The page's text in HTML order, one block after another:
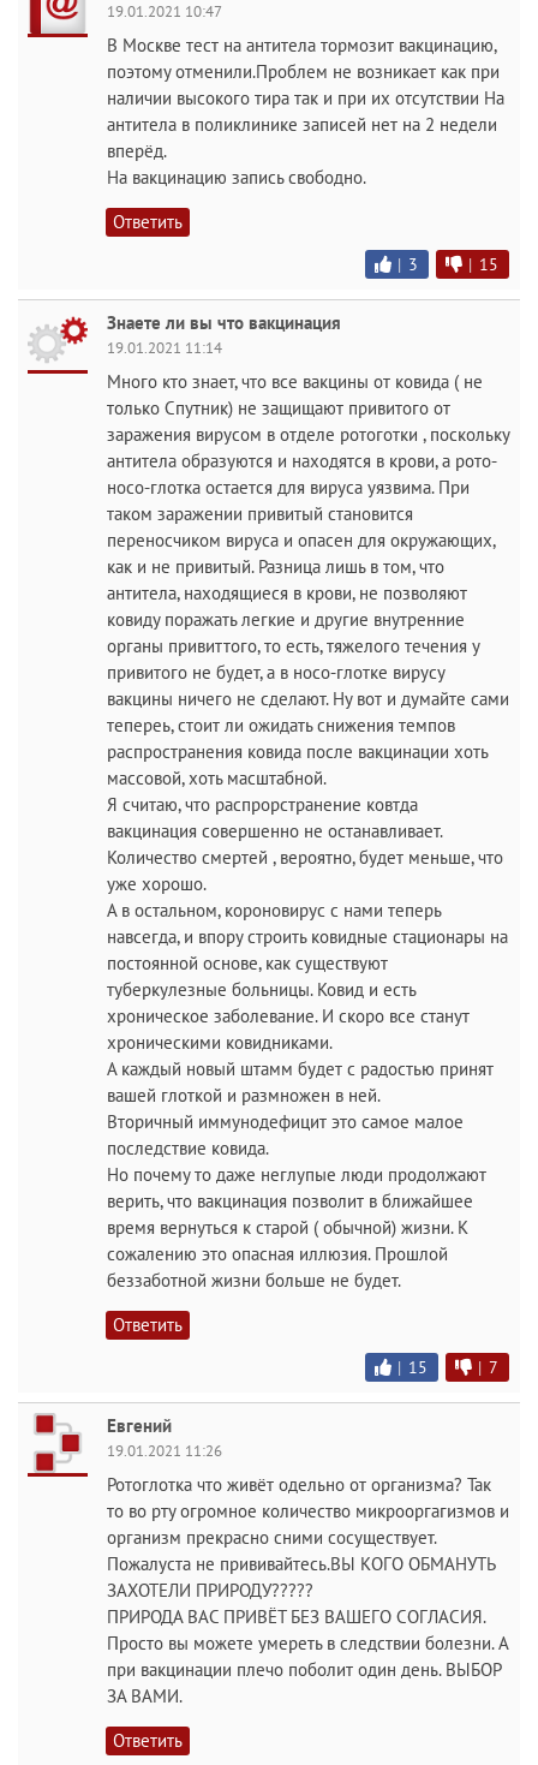
19.01.2021 10:47
В Москве тест на антитела тормозит вакцинацию,
поэтому отменили.Проблем не возникает как при
наличии высокого тира так и при их отсутствии На
антитела в поликлинике записей нет на 2 недели
вперёд.
На вакцинацию запись свободно.
Ответить
| 3 | 15
Знаете ли вы что вакцинация
19.01.2021 11:14
Много кто знает, что все вакцины от ковида ( не
только Спутник) не защищают привитого от
заражения вирусом в отделе ротоготки , поскольку
антитела образуются и находятся в крови, а рото-
носо-глотка остается для вируса уязвима. При
таком заражении привитый становится
переносчиком вируса и опасен для окружающих,
как и не привитый. Разница лишь в том, что
антитела, находящиеся в крови, не позволяют
ковиду поражать легкие и другие внутренние
органы привиттого, то есть, тяжелого течения у
привитого не будет, а в носо-глотке вирусу
вакцины ничего не сделают. Ну вот и думайте сами
тепереь, стоит ли ожидать снижения темпов
распространения ковида после вакцинации хоть
массовой, хоть масштабной.
Я считаю, что распрорстранение ковтда
вакцинация совершенно не останавливает.
Количество смертей , вероятно, будет меньше, что
уже хорошо.
А в остальном, короновирус с нами теперь
навсегда, и впору строить ковидные стационары на
постоянной основе, как существуют
туберкулезные больницы. Ковид и есть
хроническое заболевание. И скоро все станут
хроническими ковидниками.
А каждый новый штамм будет с радостью принят
вашей глоткой и размножен в ней.
Вторичный иммунодефицит это самое малое
последствие ковида.
Но почему то даже неглупые люди продолжают
верить, что вакцинация позволит в ближайшее
время вернуться к старой ( обычной) жизни. К
сожалению это опасная иллюзия. Прошлой
беззаботной жизни больше не будет.
Ответить
| 15 | 7
Евгений
19.01.2021 11:26
Ротоглотка что живёт одельно от организма? Так
то во рту огромное количество микрооргагизмов и
организм прекрасно сними сосуществует.
Пожалуста не прививайтесь.ВЫ КОГО ОБМАНУТЬ
ЗАХОТЕЛИ ПРИРОДУ?????
ПРИРОДА ВАС ПРИВЁТ БЕЗ ВАШЕГО СОГЛАСИЯ.
Просто вы можете умереть в следствии болезни. А
при вакцинации плечо поболит один день. ВЫБОР
ЗА ВАМИ.
Ответить